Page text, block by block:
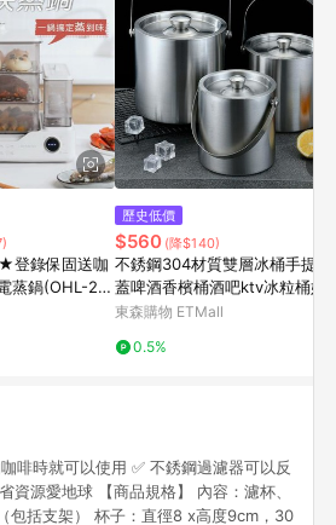
登錄保固送咖
蒸鍋(OHL-24
歷史低價
$560 (降$140)
不銹鋼304材質雙層冰桶手提帶
蓋啤酒香檳桶酒吧ktv冰粒桶奶茶
店
東森購物 ETMall
0.5%
啡時就可以使用 ✅ 不銹鋼過濾器可以反
源愛地球 【商品規格】 內容：濾杯、
包括支架） 杯子：直徑8 x高度9cm，30